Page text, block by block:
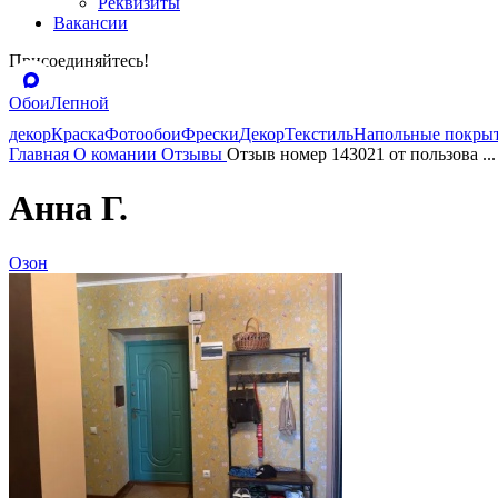
Вакансии
Присоединяйтесь!
ОбоиЛепной
декорКраскаФотообоиФрескиДекорТекстильНапольные
Главная О комании Отзывы Отзыв номер 143021 от пользова ...
Анна Г.
Озон